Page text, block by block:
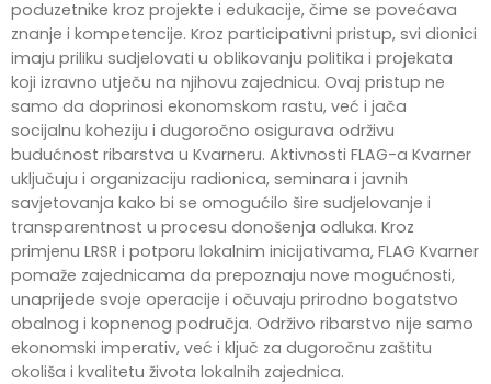
poduzetnike kroz projekte i edukacije, čime se povećava
znanje i kompetencije. Kroz participativni pristup, svi dionici
imaju priliku sudjelovati u oblikovanju politika i projekata
koji izravno utječu na njihovu zajednicu. Ovaj pristup ne
samo da doprinosi ekonomskom rastu, već i jača
socijalnu koheziju i dugoročno osigurava održivu
budućnost ribarstva u Kvarneru. Aktivnosti FLAG-a Kvarner
uključuju i organizaciju radionica, seminara i javnih
savjetovanja kako bi se omogućilo šire sudjelovanje i
transparentnost u procesu donošenja odluka. Kroz
primjenu LRSR i potporu lokalnim inicijativama, FLAG Kvarner
pomaže zajednicama da prepoznaju nove mogućnosti,
unaprijede svoje operacije i očuvaju prirodno bogatstvo
obalnog i kopnenog područja. Održivo ribarstvo nije samo
ekonomski imperativ, već i ključ za dugoročnu zaštitu
okoliša i kvalitetu života lokalnih zajednica.